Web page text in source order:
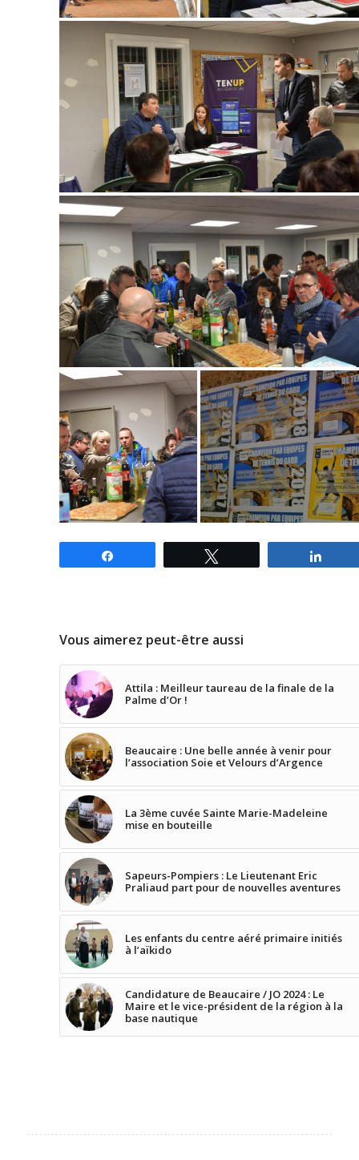
Vous aimerez peut-être aussi
Attila : Meilleur taureau de la finale de la
Palme d’Or !
Beaucaire : Une belle année à venir pour
l’association Soie et Velours d’Argence
La 3ème cuvée Sainte Marie-Madeleine
mise en bouteille
Sapeurs-Pompiers : Le Lieutenant Eric
Praliaud part pour de nouvelles aventures
Les enfants du centre aéré primaire initiés
à l’aïkido
Candidature de Beaucaire / JO 2024 : Le
Maire et le vice-président de la région à la
base nautique